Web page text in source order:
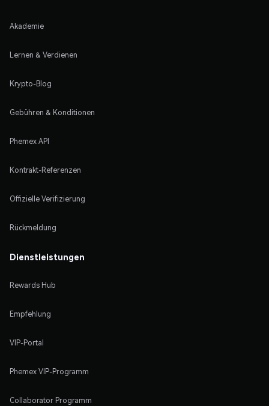
Akademie
Lernen & Verdienen
Krypto-Blog
Gebühren & Konditionen
Phemex API
Kontrakt-Referenzen
Offizielle Verifizierung
Rückmeldung
Dienstleistungen
Rewards Hub
Empfehlung
VIP-Portal
Phemex VIP-Programm
Collaborator Programm